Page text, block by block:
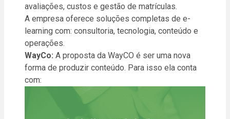
avaliações, custos e gestão de matrículas.
A empresa oferece soluções completas de e-
learning com: consultoria, tecnologia, conteúdo e
operações.
WayCo: A proposta da WayCO é ser uma nova
forma de produzir conteúdo. Para isso ela conta
com: